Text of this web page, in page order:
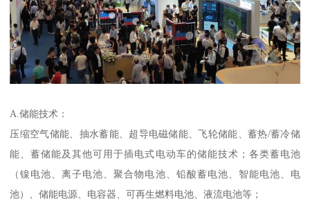
A.储能技术：
压缩空气储能、抽水蓄能、超导电磁储能、飞轮储能、蓄热/蓄冷储
能、蓄储能及其他可用于插电式电动车的储能技术；各类蓄电池
（镍电池、离子电池、聚合物电池、铅酸蓄电池、智能电池、电
池）、储能电源、电容器、可再生燃料电池、液流电池等；